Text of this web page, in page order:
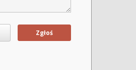
Zgłoś